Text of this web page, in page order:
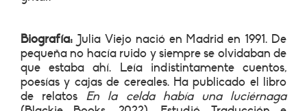
Biografía: Julia Viejo nació en Madrid en 1991. De
pequeña no hacía ruido y siempre se olvidaban de
que estaba ahí. Leía indistintamente cuentos,
poesías y cajas de cereales. Ha publicado el libro
de relatos En la celda había una luciérnaga